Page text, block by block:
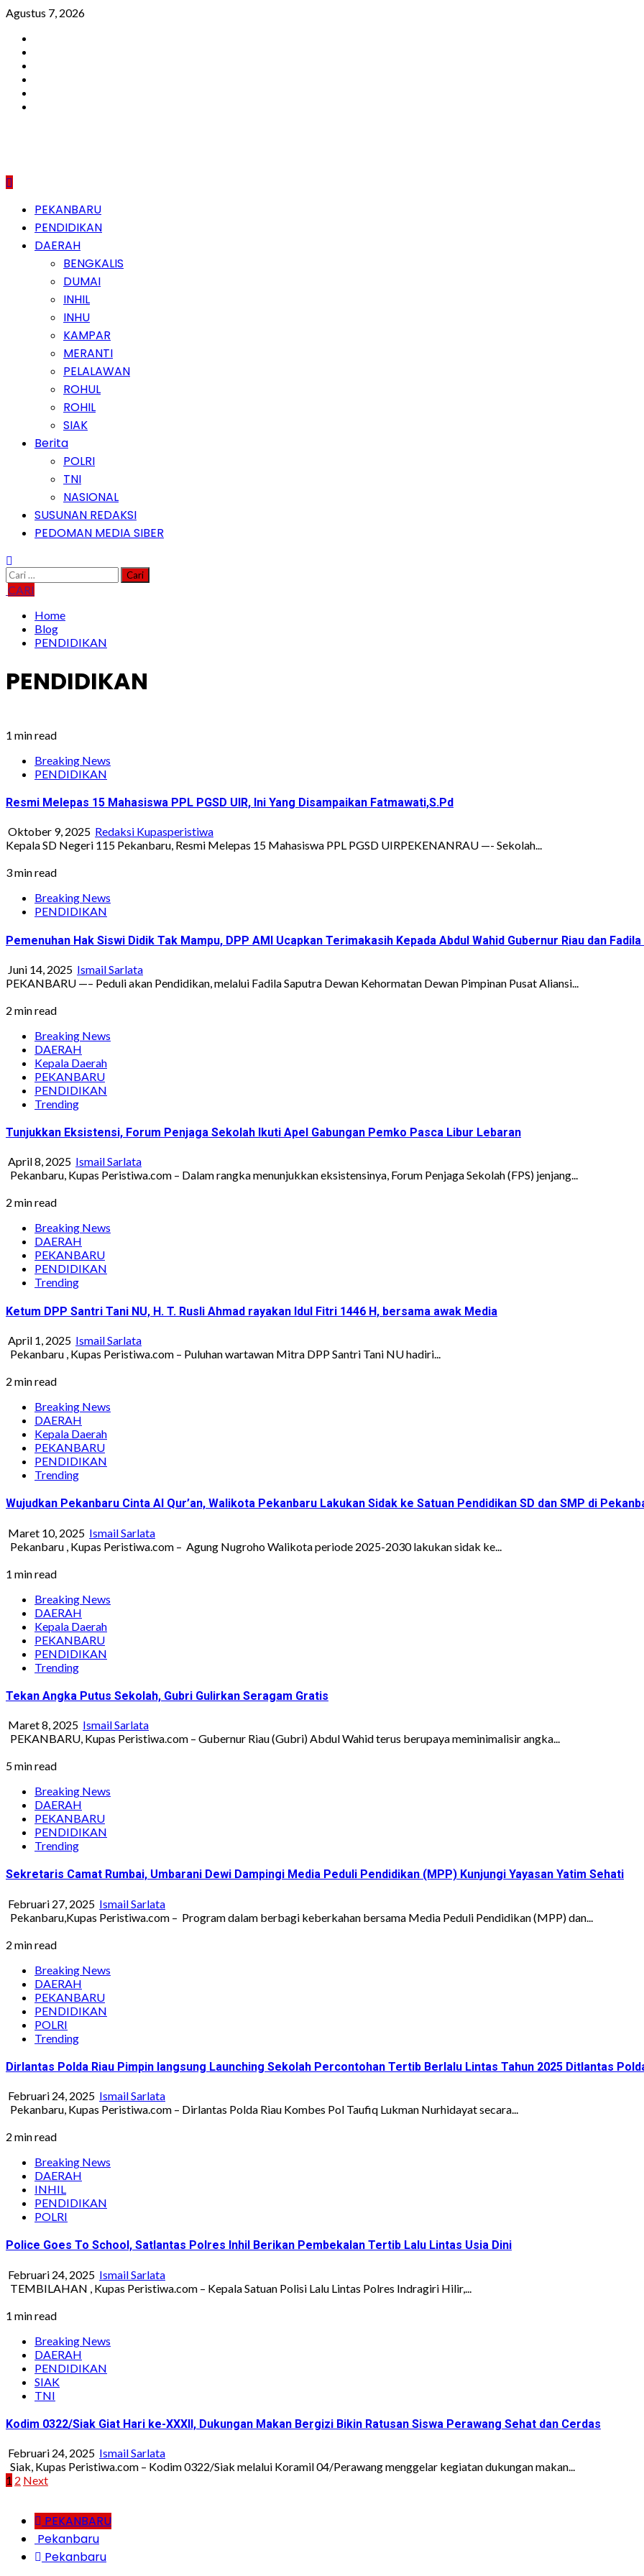
Skip
content
Agustus 7, 2026
PrimaryPEKANBARU
PENDIDIKAN
DAERAH
BENGKALIS
DUMAI
INHIL
INHU
KAMPAR
MERANTI
PELALAWAN
ROHUL
ROHIL
SIAK
Berita
POLRI
TNI
NASIONAL
SUSUNAN REDAKSI
PEDOMAN MEDIA SIBER
Cari
untuk:
CARI
Home
Blog
PENDIDIKAN
PENDIDIKAN
1 min read
Breaking News
PENDIDIKAN
Resmi Melepas 15 Mahasiswa PPL PGSD UIR, Ini Yang Disampaikan Fatmawati,S.Pd
Oktober 9, 2025 Redaksi Kupasperistiwa
Kepala SD Negeri 115 Pekanbaru, Resmi Melepas 15 Mahasiswa PPL PGSD UIRPEKENANRAU —- Sekolah...
3 min read
Breaking News
PENDIDIKAN
Pemenuhan Hak Siswi Didik Tak Mampu, DPP AMI Ucapkan Terimakasih Kepada Abdul Wahid Gubernur Riau dan
Juni 14, 2025 Ismail Sarlata
PEKANBARU —– Peduli akan Pendidikan, melalui Fadila Saputra Dewan Kehormatan Dewan Pimpinan Pusat Aliansi...
2 min read
Breaking News
DAERAH
Kepala Daerah
PEKANBARU
PENDIDIKAN
Trending
Tunjukkan Eksistensi, Forum Penjaga Sekolah Ikuti Apel Gabungan Pemko Pasca Libur Lebaran
April 8, 2025 Ismail Sarlata
Pekanbaru, Kupas Peristiwa.com – Dalam rangka menunjukkan eksistensinya, Forum Penjaga Sekolah (FPS) jenjang...
2 min read
Breaking News
DAERAH
PEKANBARU
PENDIDIKAN
Trending
Ketum DPP Santri Tani NU, H. T. Rusli Ahmad rayakan Idul Fitri 1446 H, bersama awak Media
April 1, 2025 Ismail Sarlata
Pekanbaru , Kupas Peristiwa.com – Puluhan wartawan Mitra DPP Santri Tani NU hadiri...
2 min read
Breaking News
DAERAH
Kepala Daerah
PEKANBARU
PENDIDIKAN
Trending
Wujudkan Pekanbaru Cinta Al Qur’an, Walikota Pekanbaru Lakukan Sidak ke Satuan Pendidikan SD dan SMP di
Maret 10, 2025 Ismail Sarlata
Pekanbaru , Kupas Peristiwa.com – Agung Nugroho Walikota periode 2025-2030 lakukan sidak ke...
1 min read
Breaking News
DAERAH
Kepala Daerah
PEKANBARU
PENDIDIKAN
Trending
Tekan Angka Putus Sekolah, Gubri Gulirkan Seragam Gratis
Maret 8, 2025 Ismail Sarlata
PEKANBARU, Kupas Peristiwa.com – Gubernur Riau (Gubri) Abdul Wahid terus berupaya meminimalisir angka...
5 min read
Breaking News
DAERAH
PEKANBARU
PENDIDIKAN
Trending
Sekretaris Camat Rumbai, Umbarani Dewi Dampingi Media Peduli Pendidikan (MPP) Kunjungi Yayasan Yatim Sehati
Februari 27, 2025 Ismail Sarlata
Pekanbaru,Kupas Peristiwa.com – Program dalam berbagi keberkahan bersama Media Peduli Pendidikan (MPP) dan...
2 min read
Breaking News
DAERAH
PEKANBARU
PENDIDIKAN
POLRI
Trending
Dirlantas Polda Riau Pimpin langsung Launching Sekolah Percontohan Tertib Berlalu Lintas Tahun 2025 Ditlantas
Februari 24, 2025 Ismail Sarlata
Pekanbaru, Kupas Peristiwa.com – Dirlantas Polda Riau Kombes Pol Taufiq Lukman Nurhidayat secara...
2 min read
Breaking News
DAERAH
INHIL
PENDIDIKAN
POLRI
Police Goes To School, Satlantas Polres Inhil Berikan Pembekalan Tertib Lalu Lintas Usia Dini
Februari 24, 2025 Ismail Sarlata
TEMBILAHAN , Kupas Peristiwa.com – Kepala Satuan Polisi Lalu Lintas Polres Indragiri Hilir,...
1 min read
Breaking News
DAERAH
PENDIDIKAN
SIAK
TNI
Kodim 0322/Siak Giat Hari ke-XXXII, Dukungan Makan Bergizi Bikin Ratusan Siswa Perawang Sehat dan Cerdas
Februari 24, 2025 Ismail Sarlata
Siak, Kupas Peristiwa.com – Kodim 0322/Siak melalui Koramil 04/Perawang menggelar kegiatan dukungan makan...
Paginasi
pos
1 2 Next
PEKANBARU
Pekanbaru
Pekanbaru